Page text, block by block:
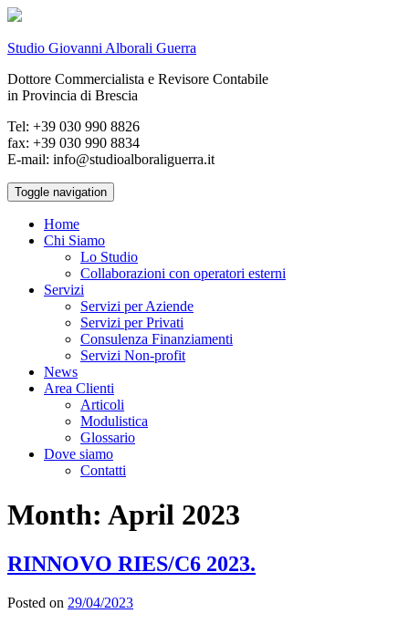
Studio Giovanni Alborali Guerra
Dottore Commercialista e Revisore Contabile
in Provincia di Brescia
Tel: +39 030 990 8826
fax: +39 030 990 8834
E-mail: info@studioalboraliguerra.it
Toggle navigation
Home
Chi Siamo
Lo Studio
Collaborazioni con operatori esterni
Servizi
Servizi per Aziende
Servizi per Privati
Consulenza Finanziamenti
Servizi Non-profit
News
Area Clienti
Articoli
Modulistica
Glossario
Dove siamo
Contatti
Month: April 2023
RINNOVO RIES/C6 2023.
Posted on 29/04/2023